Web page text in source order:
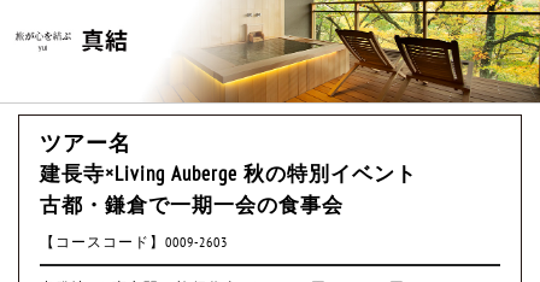
ツアー名
建長寺×Living Auberge 秋の特別イベント
古都・鎌倉で一期一会の食事会
【コースコード】0009-2603